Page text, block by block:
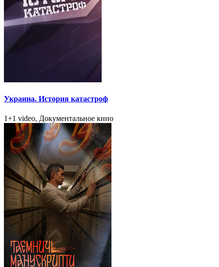
Украина. История катастроф
1+1 video, Документальное кино